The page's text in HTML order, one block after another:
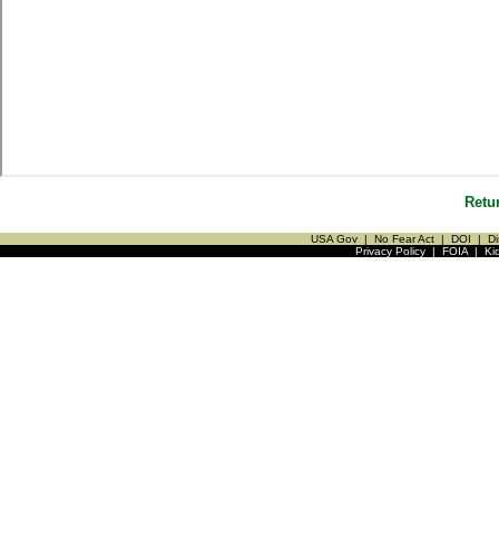
USA Gov | No Fear Act | DOI |
Privacy Policy| FOIA|